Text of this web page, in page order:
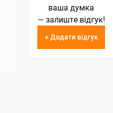
ваша думка
— залиште відгук!
+ Додати відгук